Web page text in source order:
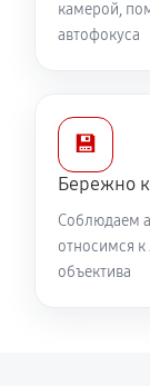
камерой,
автофокуса
💾
Бережно
Соблюдаем
относимся
объектива